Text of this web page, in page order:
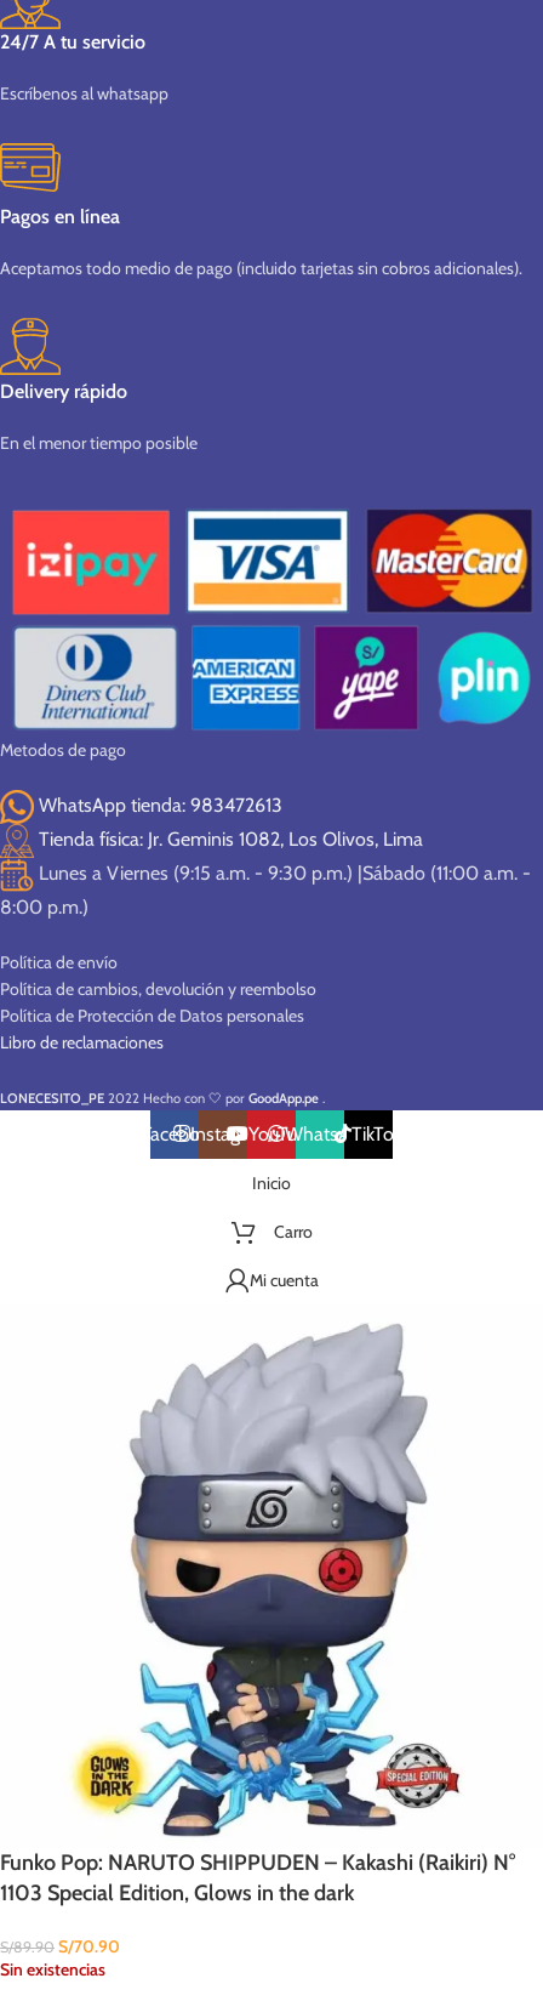
24/7 A tu servicio
Escríbenos al whatsapp
Pagos en línea
Aceptamos todo medio de pago (incluido tarjetas sin cobros adicionales).
Delivery rápido
En el menor tiempo posible
Metodos de pago
WhatsApp tienda: 983472613
Tienda física: Jr. Geminis 1082, Los Olivos, Lima
Lunes a Viernes (9:15 a.m. - 9:30 p.m.) |Sábado (11:00 a.m. -
8:00 p.m.)
Política de envío
Política de cambios, devolución y reembolso
Política de Protección de Datos personales
Libro de reclamaciones
LONECESITO_PE 2022 Hecho con 🤍 por GoodApp.pe .
FacebookInstagramYouTubeWhatsAppTikTok
Inicio
Carro
Mi cuenta
Funko Pop: NARUTO SHIPPUDEN – Kakashi (Raikiri) N°
1103 Special Edition, Glows in the dark
S/89.90 S/70.90
Sin existencias